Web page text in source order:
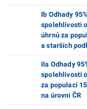
Ib Odhady
spolehlivosti
úhrnů za
a starších
IIa Odhady
spolehlivosti
za populaci
na úrovni ČR